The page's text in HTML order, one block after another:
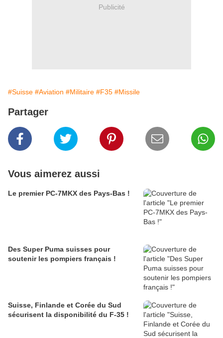
Publicité
#Suisse #Aviation #Militaire #F35 #Missile
Partager
Vous aimerez aussi
Le premier PC-7MKX des Pays-Bas !
Des Super Puma suisses pour
soutenir les pompiers français !
Suisse, Finlande et Corée du Sud
sécurisent la disponibilité du F-35 !